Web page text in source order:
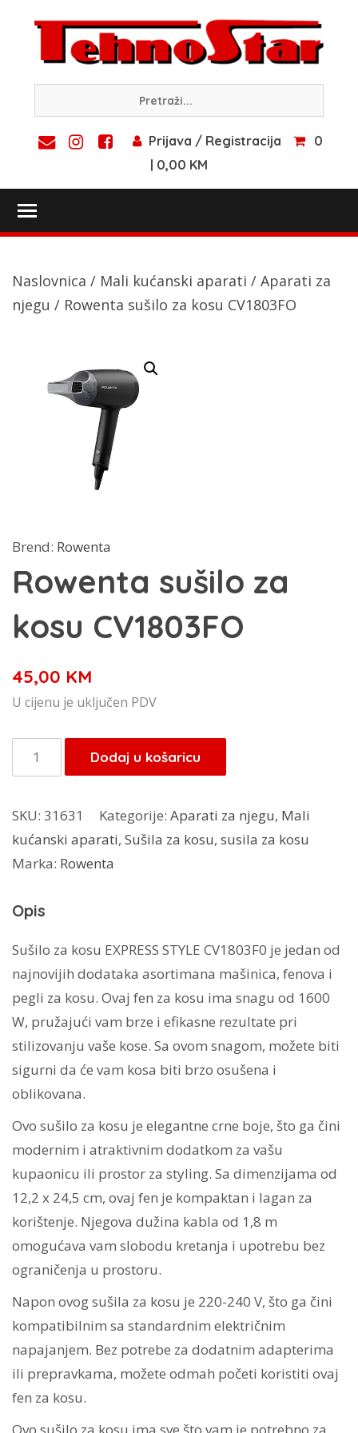
content
Prijava / Registracija
0
| 0,00 KM
Naslovnica / Mali kućanski aparati / Aparati za
njegu / Rowenta sušilo za kosu CV1803FO
Brend: Rowenta
Rowenta sušilo za
kosu CV1803FO
45,00 KM
U cijenu je uključen PDV
Rowenta
sušilo
kosu
CV1803FO
količina
Dodaj u košaricu
SKU: 31631 Kategorije: Aparati za njegu, Mali
kućanski aparati, Sušila za kosu, susila za kosu
Marka: Rowenta
Opis
Sušilo za kosu EXPRESS STYLE CV1803F0 je jedan od
najnovijih dodataka asortimana mašinica, fenova i
pegli za kosu. Ovaj fen za kosu ima snagu od 1600
W, pružajući vam brze i efikasne rezultate pri
stilizovanju vaše kose. Sa ovom snagom, možete biti
sigurni da će vam kosa biti brzo osušena i
oblikovana.
Ovo sušilo za kosu je elegantne crne boje, što ga čini
modernim i atraktivnim dodatkom za vašu
kupaonicu ili prostor za styling. Sa dimenzijama od
12,2 x 24,5 cm, ovaj fen je kompaktan i lagan za
korištenje. Njegova dužina kabla od 1,8 m
omogućava vam slobodu kretanja i upotrebu bez
ograničenja u prostoru.
Napon ovog sušila za kosu je 220-240 V, što ga čini
kompatibilnim sa standardnim električnim
napajanjem. Bez potrebe za dodatnim adapterima
ili prepravkama, možete odmah početi koristiti ovaj
fen za kosu.